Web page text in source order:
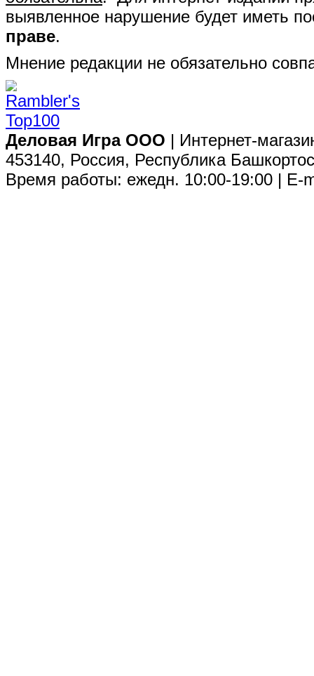
выявленное нарушение будет иметь
праве.
Мнение редакции не обязательно
Деловая Игра ООО | Интернет-
453140, Россия, Республика
Время работы: ежедн. 10:00-19:00 | E-